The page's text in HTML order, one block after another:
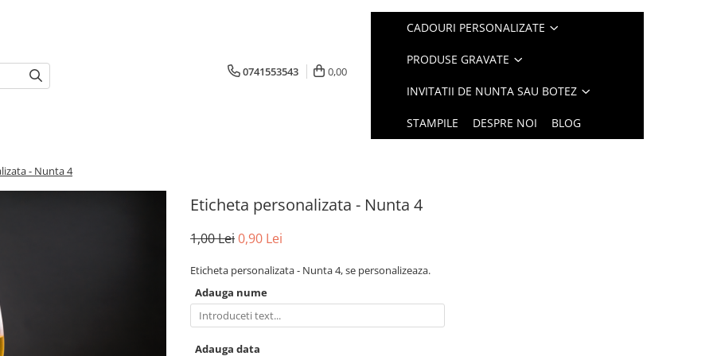
0741553543 0,00
CADOURI PERSONALIZATE
PRODUSE GRAVATE
INVITATII DE NUNTA SAU BOTEZ
STAMPILE DESPRE NOI BLOG
- Nunta 4
Eticheta personalizata - Nunta 4
1,00 Lei0,90 Lei
Eticheta personalizata - Nunta 4, se personalizeaza.
Adauga nume
Adauga data